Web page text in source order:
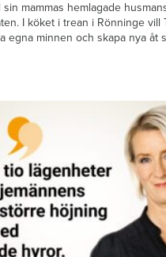
mammas hemlagade
I köket i trean i Rönninge vill
egna minnen och skapa nya åt